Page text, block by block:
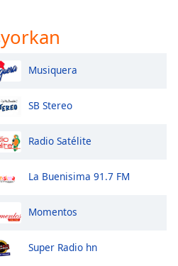
Musiquera
SB Stereo
Radio Satélite
La Buenisima 91.7 FM
Momentos
Super Radio hn